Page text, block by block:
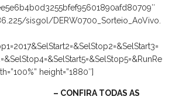
sisgol/DERW0700_Sorteio_AoVivo.
height=”1880″]
– CONFIRA TODAS AS